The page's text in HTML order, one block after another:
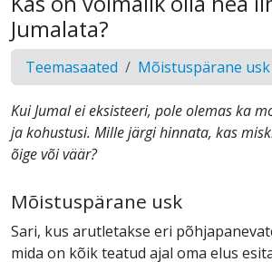
Jumalata?
Teemasaated Mõistuspärane usk
Kui Jumal ei eksisteeri, pole olemas ka
ja kohustusi. Mille järgi hinnata, kas
õige või väär?
Mõistuspärane usk
Sari, kus arutletakse eri
mida on kõik teatud ajal oma elus